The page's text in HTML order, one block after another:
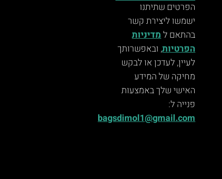
הפרטים שתיתנו
ישמשו ליצירת קשר
בהתאם למדיניות
הפרטיות, ובאפשרותך
לעיין, לעדכן או לבקש
מחיקה של המידע
האישי שלך באמצעות
פנייה ל:
bagsdimol1@gmail.com